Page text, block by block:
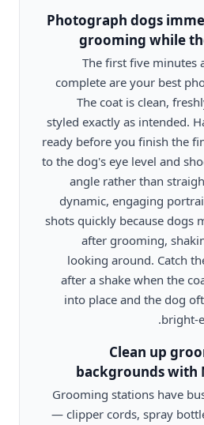
Photograph dogs
grooming while
The first five minutes
complete are your best
The coat is clean,
styled exactly as intended.
ready before you finish the
to the dog's eye level and
angle rather than
dynamic, engaging
shots quickly because dogs
after grooming,
looking around. Catch
after a shake when the
into place and the dog
bright-
Clean up
backgrounds with
Grooming stations have
— clipper cords, spray